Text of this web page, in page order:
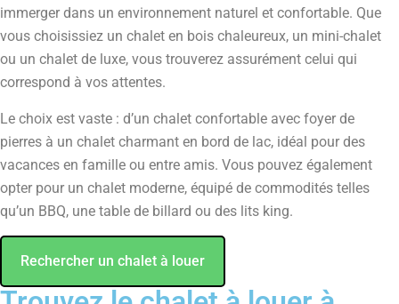
immerger dans un environnement naturel et confortable. Que
vous choisissiez un chalet en bois chaleureux, un mini-chalet
ou un chalet de luxe, vous trouverez assurément celui qui
correspond à vos attentes.
Le choix est vaste : d’un chalet confortable avec foyer de
pierres à un chalet charmant en bord de lac, idéal pour des
vacances en famille ou entre amis. Vous pouvez également
opter pour un chalet moderne, équipé de commodités telles
qu’un BBQ, une table de billard ou des lits king.
Rechercher un chalet à louer